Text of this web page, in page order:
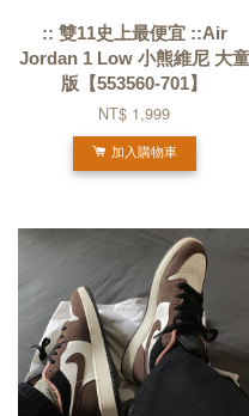
:: 雙11史上最便宜 ::Air
Jordan 1 Low 小熊維尼 大童
版【553560-701】
NT$ 1,999
加入購物車